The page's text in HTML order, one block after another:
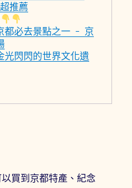
推薦
都必去景點之一 – 京
光閃閃的世界文化遺
買到京都特產、紀念